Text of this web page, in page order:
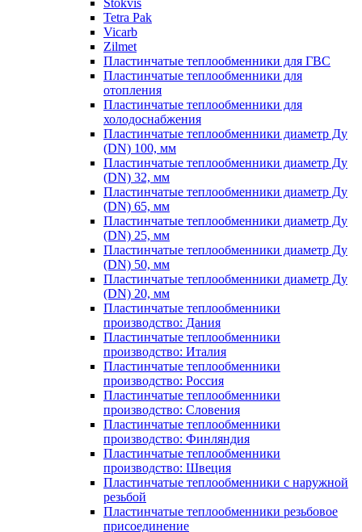
Stokvis
Tetra Pak
Vicarb
Zilmet
Пластинчатые теплообменники для ГВС
Пластинчатые теплообменники для
отопления
Пластинчатые теплообменники для
холодоснабжения
Пластинчатые теплообменники диаметр Ду
(DN) 100, мм
Пластинчатые теплообменники диаметр Ду
(DN) 32, мм
Пластинчатые теплообменники диаметр Ду
(DN) 65, мм
Пластинчатые теплообменники диаметр Ду
(DN) 25, мм
Пластинчатые теплообменники диаметр Ду
(DN) 50, мм
Пластинчатые теплообменники диаметр Ду
(DN) 20, мм
Пластинчатые теплообменники
производство: Дания
Пластинчатые теплообменники
производство: Италия
Пластинчатые теплообменники
производство: Россия
Пластинчатые теплообменники
производство: Словения
Пластинчатые теплообменники
производство: Финляндия
Пластинчатые теплообменники
производство: Швеция
Пластинчатые теплообменники с наружной
резьбой
Пластинчатые теплообменники резьбовое
присоединение